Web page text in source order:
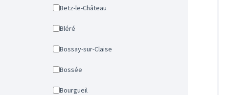
Betz-le-Château
Bléré
Bossay-sur-Claise
Bossée
Bourgueil